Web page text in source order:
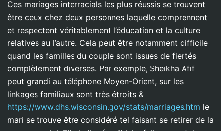
Ces mariages interracials les plus réussis se trouvent
être ceux chez deux personnes laquelle comprennent
et respectent véritablement l’éducation et la culture
relatives au l’autre. Cela peut être notamment difficile
quand les familles du couple sont issues de fiertés
complètement diverses. Par exemple, Sheikha Afif
peut grandi au téléphone Moyen-Orient, sur les
linkages familiaux sont très étroits &
https://www.dhs.wisconsin.gov/stats/marriages.htm le
mari se trouve être considéré tel faisant se retirer de la